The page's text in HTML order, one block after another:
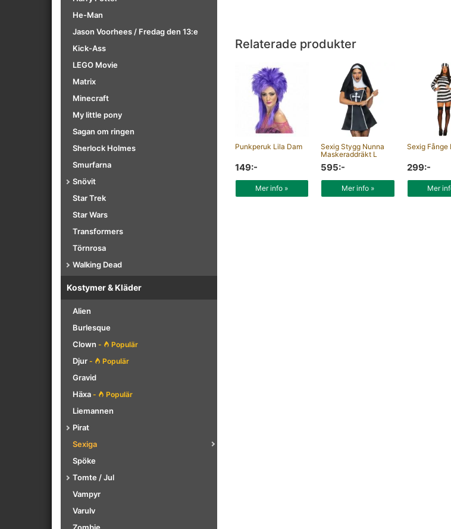
He-Man
Jason Voorhees / Fredag den 13:e
Kick-Ass
LEGO Movie
Matrix
Minecraft
My little pony
Sagan om ringen
Sherlock Holmes
Smurfarna
Snövit
Star Trek
Star Wars
Transformers
Törnrosa
Walking Dead
Kostymer & Kläder
Alien
Burlesque
Clown - Populär
Djur - Populär
Gravid
Häxa - Populär
Liemannen
Pirat
Sexiga
Spöke
Tomte / Jul
Vampyr
Varulv
Relaterade produkter
Punkperuk Lila Dam
149:-
Mer info »
Sexig Stygg Nunna
Maskeraddräkt L
595:-
Mer info »
Sexig Fånge L
299:-
Mer